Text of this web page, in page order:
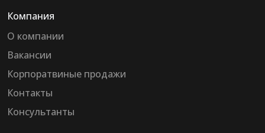
Компания
О компании
Вакансии
Корпоратвиные продажи
Контакты
Консультанты